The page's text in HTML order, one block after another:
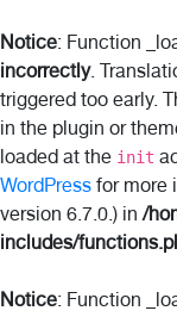
Notice: Function
incorrectly.
triggered too early.
in the plugin or
loaded at the init
WordPress for more
version 6.7.0.) in/
includes/
Notice: Function